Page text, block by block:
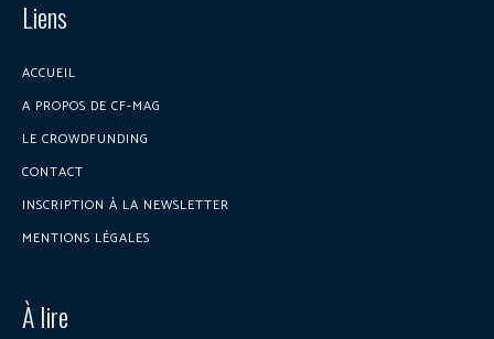
Liens
ACCUEIL
A PROPOS DE CF-MAG
LE CROWDFUNDING
CONTACT
INSCRIPTION À LA NEWSLETTER
MENTIONS LÉGALES
À lire